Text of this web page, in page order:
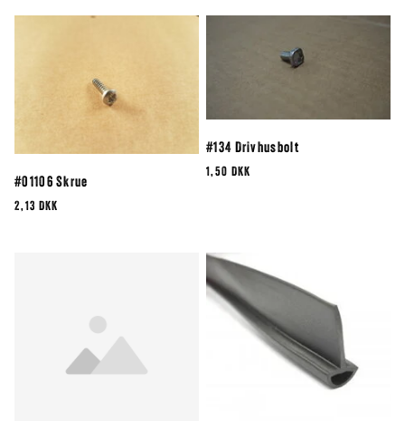
#01106 Skrue
2,13 DKK
#134 Drivhusbolt
1,50 DKK